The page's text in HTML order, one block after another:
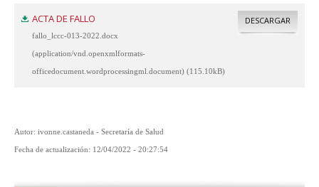
ACTA DE FALLO
fallo_lccc-013-2022.docx
(application/vnd.openxmlformats-
officedocument.wordprocessingml.document) (115.10kB)
DESCARGAR
Autor: ivonne.castaneda - Secretaría de Salud
Fecha de actualización: 12/04/2022 - 20:27:54